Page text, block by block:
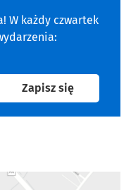
W każdy czwartek
Zapisz sięna